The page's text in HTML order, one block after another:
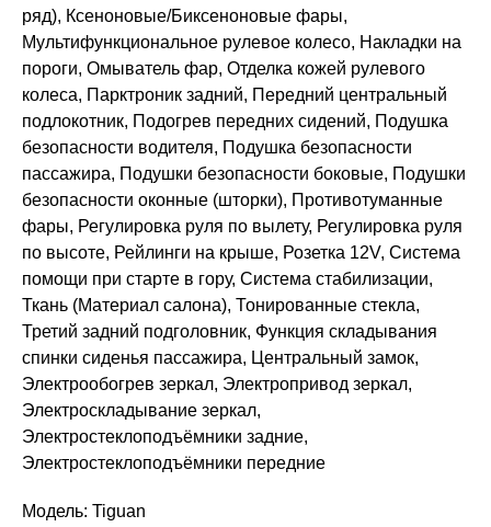
ряд), Ксеноновые/Биксеноновые фары,
Мультифункциональное рулевое колесо, Накладки на
пороги, Омыватель фар, Отделка кожей рулевого
колеса, Парктроник задний, Передний центральный
подлокотник, Подогрев передних сидений, Подушка
безопасности водителя, Подушка безопасности
пассажира, Подушки безопасности боковые, Подушки
безопасности оконные (шторки), Противотуманные
фары, Регулировка руля по вылету, Регулировка руля
по высоте, Рейлинги на крыше, Розетка 12V, Система
помощи при старте в гору, Система стабилизации,
Ткань (Материал салона), Тонированные стекла,
Третий задний подголовник, Функция складывания
спинки сиденья пассажира, Центральный замок,
Электрообогрев зеркал, Электропривод зеркал,
Электроскладывание зеркал,
Электростеклоподъёмники задние,
Электростеклоподъёмники передние
Модель: Tiguan